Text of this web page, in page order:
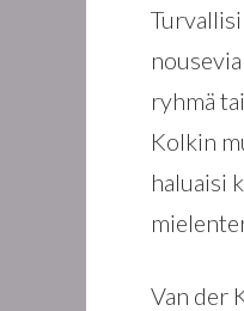
ryhmä
Kolkin
haluaisi
Van der